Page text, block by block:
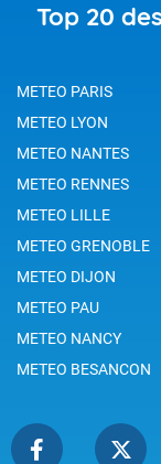
Top 20
METEO PARIS
METEO LYON
METEO NANTES
METEO RENNES
METEO LILLE
METEO GRENOBLE
METEO DIJON
METEO PAU
METEO NANCY
METEO BESANCON